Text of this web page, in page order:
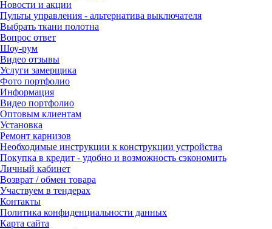
Новости и акции
Пульты управления - альтернатива выключателя
Выбрать ткани полотна
Вопрос ответ
Шоу-рум
Видео отзывы
Услуги замерщика
Фото портфолио
Информация
Видео портфолио
Оптовым клиентам
Установка
Ремонт карнизов
Необходимые инструкции к конструкции устройства
Покупка в кредит - удобно и возможность сэкономить
Личный кабинет
Возврат / обмен товара
Участвуем в тендерах
Контакты
Политика конфиденциальности данных
Карта сайта